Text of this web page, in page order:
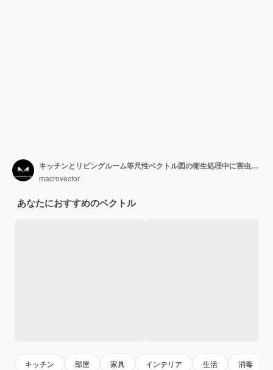
キッチンとリビングルーム等尺性ベクトル図の衛生処理中に害虫駆除サービスの労働者
macrovector
あなたにおすすめのベクトル
キッチン 部屋 家具 インテリア 生活 消毒